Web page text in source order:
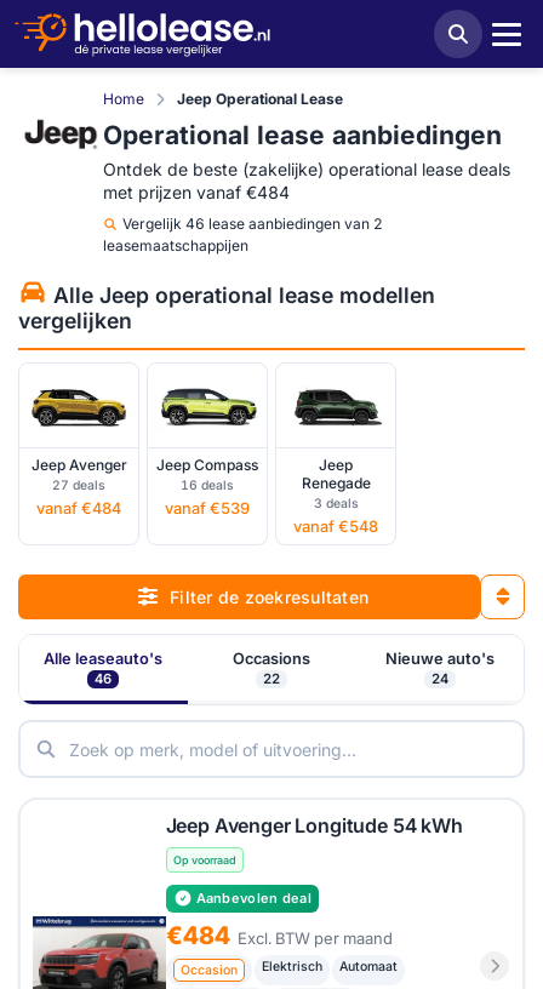
Home Jeep Operational Lease
Operational lease aanbiedingen
Ontdek de beste (zakelijke) operational lease deals
met prijzen vanaf €484
Vergelijk 46 lease aanbiedingen van 2
leasemaatschappijen
Alle Jeep operational lease modellen
vergelijken
Jeep Avenger
27 deals
vanaf €484
Jeep Compass
16 deals
vanaf €539
Jeep
Renegade
3 deals
vanaf €548
Filter de zoekresultaten
Alle leaseauto's
46
Occasions
22
Nieuwe auto's
24
Jeep Avenger Longitude 54 kWh
Op voorraad
Aanbevolen deal
€484 Excl. BTW per maand
Occasion Elektrisch Automaat